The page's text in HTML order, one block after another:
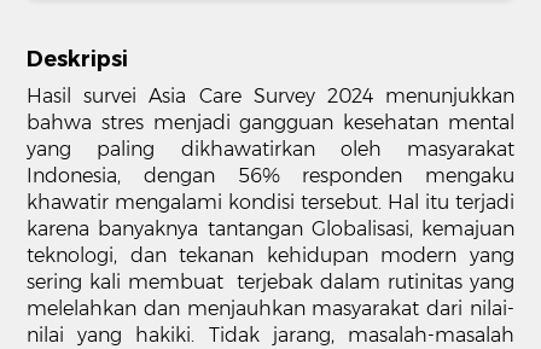
Deskripsi
Hasil survei Asia Care Survey 2024 menunjukkan
bahwa stres menjadi gangguan kesehatan mental
yang paling dikhawatirkan oleh masyarakat
Indonesia, dengan 56% responden mengaku
khawatir mengalami kondisi tersebut. Hal itu terjadi
karena banyaknya tantangan Globalisasi, kemajuan
teknologi, dan tekanan kehidupan modern yang
sering kali membuat terjebak dalam rutinitas yang
melelahkan dan menjauhkan masyarakat dari nilai-
nilai yang hakiki. Tidak jarang, masalah-masalah